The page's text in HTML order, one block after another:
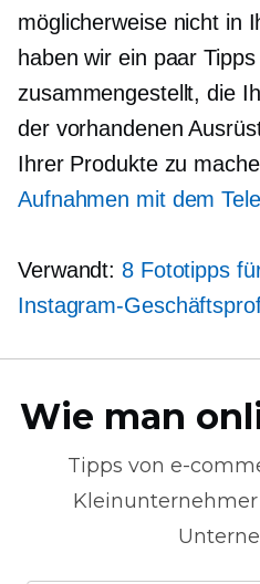
möglicherweise nicht in
haben wir ein paar
zusammengestellt, die
der vorhandenen
Ihrer Produkte zu
Aufnahmen mit dem
Verwandt: 8 Fototipps
Instagram-
Wie man
Tipps von e-